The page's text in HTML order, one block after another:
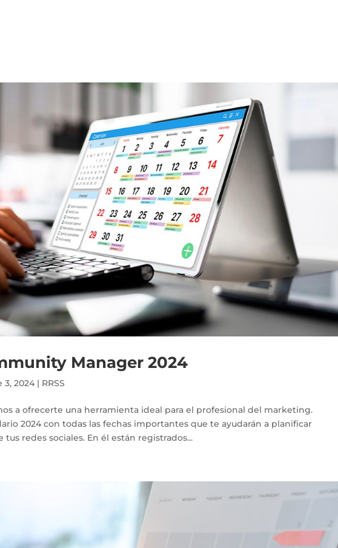
Manager 2024
3, 2024 | RRSS
a ofrecerte una herramienta ideal para el profesional del marketing.
2024 con todas las fechas importantes que te ayudarán a planificar
redes sociales. En él están registrados...